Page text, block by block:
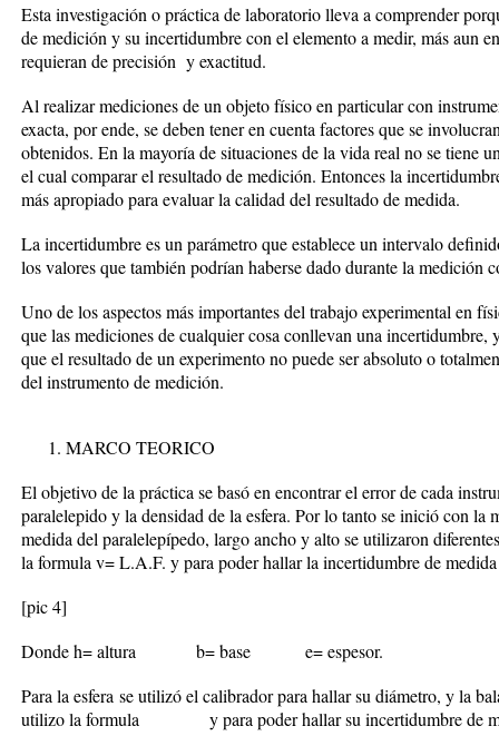
Esta investigación o práctica de laboratorio lleva a comprender
de medición y su incertidumbre con el elemento a medir, más aun
requieran de precisión y exactitud.
Al realizar mediciones de un objeto físico en particular con
exacta, por ende, se deben tener en cuenta factores que se
obtenidos. En la mayoría de situaciones de la vida real no se tiene
el cual comparar el resultado de medición. Entonces la
más apropiado para evaluar la calidad del resultado de medida.
La incertidumbre es un parámetro que establece un intervalo
los valores que también podrían haberse dado durante la medición
Uno de los aspectos más importantes del trabajo experimental en
que las mediciones de cualquier cosa conllevan una incertidumbre,
que el resultado de un experimento no puede ser absoluto o
del instrumento de medición.
MARCO TEORICO
El objetivo de la práctica se basó en encontrar el error de cada
paralelepido y la densidad de la esfera. Por lo tanto se inició con la
medida del paralelepípedo, largo ancho y alto se utilizaron
la formula v= L.A.F. y para poder hallar la incertidumbre de
[pic 4]
Donde h= altura b= base e= espesor.
Para la esfera se utilizó el calibrador para hallar su diámetro, y la
utilizo la formula
y para poder hallar su incertidumbre de